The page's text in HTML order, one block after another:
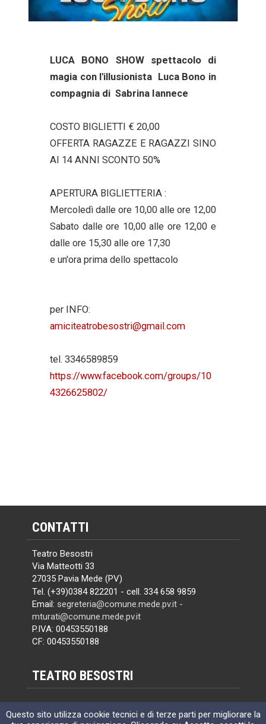
LUCA BONO SHOW spettacolo di
magia con l'illusionista Luca Bono in
compagnia di Sabrina Iannece
COSTO BIGLIETTI € 20,00
OFFERTA RAGAZZE E RAGAZZI SINO
AI 14 ANNI SCONTO 50%
APERTURA BIGLIETTERIA :
Mercoledì dalle ore 10,00 alle ore 12,00
Sabato dalle ore 10,00 alle ore 12,00 e
dalle ore 15,30 alle ore 17,30
e un'ora prima dello spettacolo
per INFO:
amiciteatrobesostri@gmail.com
tel. 3346589859
https://www.facebook.com/groups/10
4326625802/
CONTATTI
Teatro Besostri
Via Matteotti 33
27035 Pavia Mede (PV)
Tel. (+39)0384 822201 - cell. 334 658 9859
Email: segreteria@comune.mede.pv.it -
mturati@comune.mede.pv.it
P.IVA: 00453550188
CF: 00453550188
TEATRO BESOSTRI
Visite:1264951
Questo sito utilizza cookie tecnici e di terze parti per migliorare la